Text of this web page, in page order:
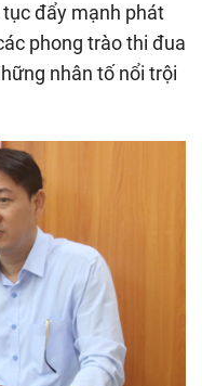
đẩy mạnh phát
phong trào thi đua
nhân tố nổi trội